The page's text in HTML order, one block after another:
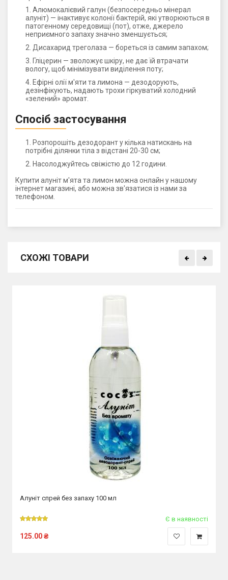
Алюмокалієвий галун (безпосередньо мінерал
алуніт) — інактивує колонії бактерій, які утворюються в
патогенному середовищі (пот), отже, джерело
неприємного запаху значно зменшується;
Дисахарид треголаза — бореться із самим запахом;
Гліцерин — зволожує шкіру, не дає їй втрачати
вологу, щоб мінімізувати виділення поту;
Ефірні олії м'яти та лимона — дезодорують,
дезінфікують, надають трохи гіркуватий холодний
«зелений» аромат.
Спосіб застосування
Розпорошіть дезодорант у кілька натискань на
потрібні ділянки тіла з відстані 20-30 см;
Насолоджуйтесь свіжістю до 12 години.
Купити алуніт м'ята та лимон можна онлайн у нашому
інтернет магазині, або можна зв'язатися із нами за
телефоном.
СХОЖІ ТОВАРИ
Алуніт спрей без запаху 100 мл
Є в наявності
125.00₴